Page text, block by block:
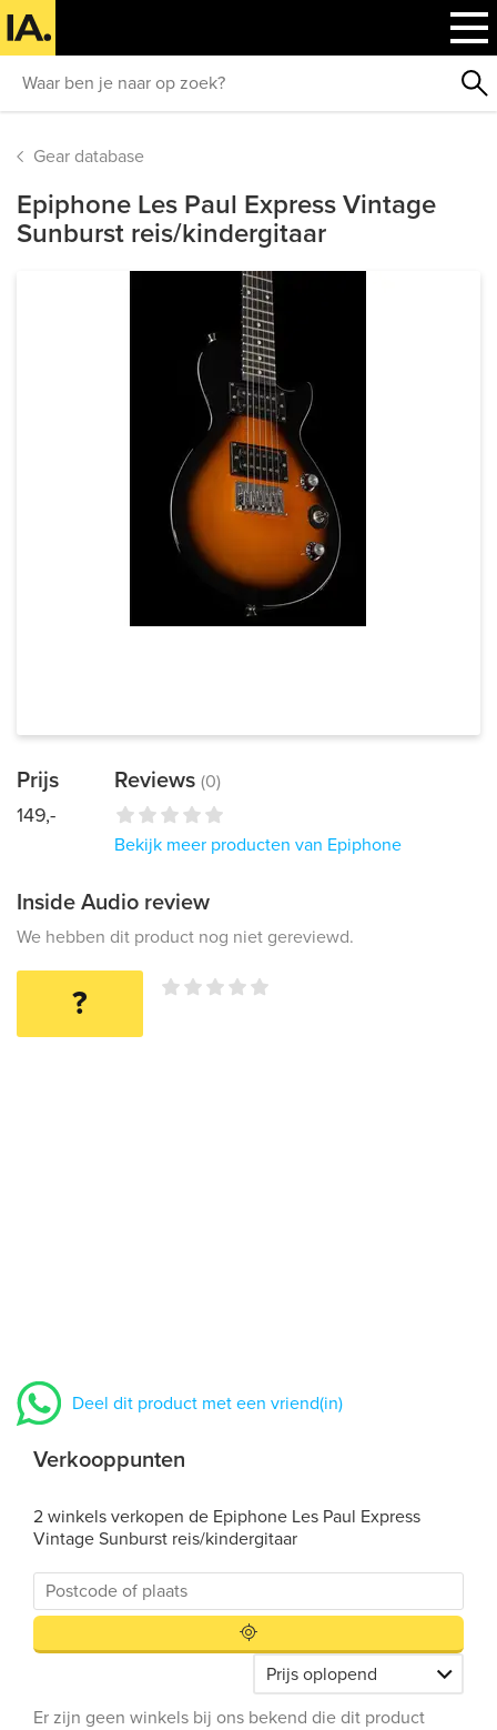
Gear database
Epiphone Les Paul Express Vintage
Sunburst reis/kindergitaar
Prijs
149,-
Reviews (0)
Bekijk meer producten van Epiphone
Inside Audio review
We hebben dit product nog niet gereviewd.
?
Deel dit product met een vriend(in)
Verkooppunten
2 winkels verkopen de Epiphone Les Paul Express
Vintage Sunburst reis/kindergitaar
Er zijn geen winkels bij ons bekend die dit product